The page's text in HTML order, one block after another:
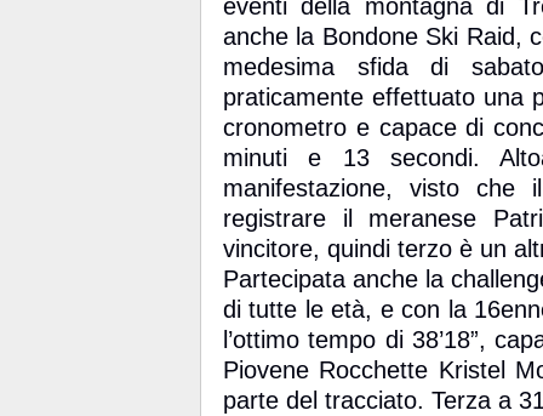
eventi della montagna di
anche la Bondone Ski Raid,
medesima sfida di
praticamente effettuato una
cronometro e capace di
minuti e 13 secondi.
manifestazione, visto
registrare il meranese
vincitore, quindi terzo è un
Partecipata anche la
di tutte le età, e con la
l’ottimo tempo di 38’18”,
Piovene Rocchette Kristel
parte del tracciato. Terza a